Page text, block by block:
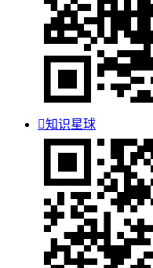
知识星球